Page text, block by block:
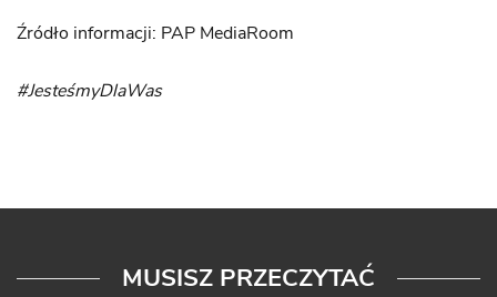
Źródło informacji: PAP MediaRoom
#JesteśmyDlaWas
MUSISZ PRZECZYTAĆ